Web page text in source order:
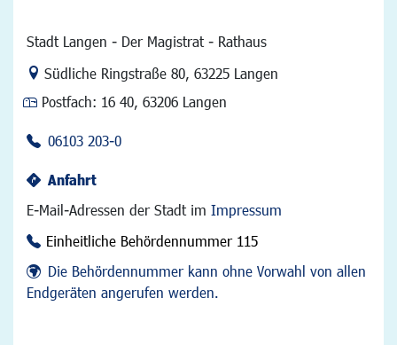
Stadt Langen - Der Magistrat - Rathaus
Link zur Google-Maps Navigation
Südliche Ringstraße 80, 63225 Langen
Postfach: 16 40, 63206 Langen
06103 203-0
Anfahrt
E-Mail-Adressen der Stadt im Impressum
Einheitliche Behördennummer 115
Die Behördennummer kann ohne Vorwahl von allen
Endgeräten angerufen werden.